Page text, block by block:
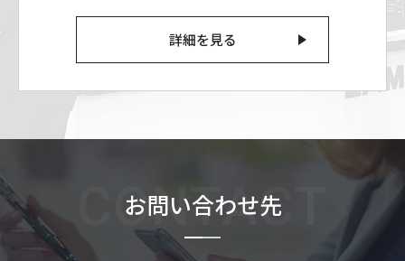
詳細を見る
お問い合わせ先
CONTACT